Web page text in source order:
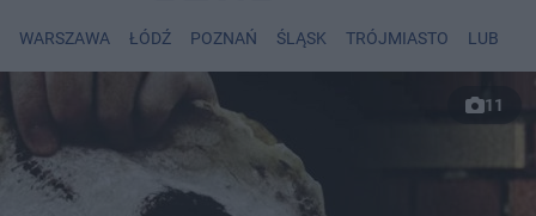
WARSZAWA ŁÓDŹ POZNAŃ ŚLĄSK TRÓJMIASTO LUBLIN
11